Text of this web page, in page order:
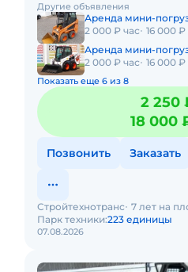
с малой наработк
Другие объявления
Аренда мини-
2 000 ₽ час 16 000
Аренда мини-
2 000 ₽ час 16 000
Показать еще 6 из 8
2 250
18 000
Позвонить Заказать
07.08.2026
Стройтехнотранс 7 лет на
Парк техники:223 единицы